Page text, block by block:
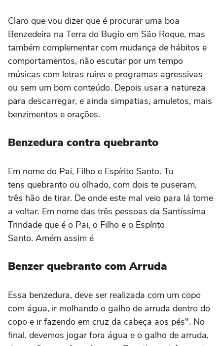
Claro que vou dizer que é procurar uma boa
Benzedeira na Terra do Bugio em São Roque, mas
também complementar com mudança de hábitos e
comportamentos, não escutar por um tempo
músicas com letras ruins e programas agressivas
ou sem um bom conteúdo. Depois usar a natureza
para descarregar, e ainda simpatias, amuletos, mais
benzimentos e orações.
Benzedura contra quebranto
Em nome do Pai, Filho e Espírito Santo. Tu
tens quebranto ou olhado, com dois te puseram,
três hão de tirar. De onde este mal veio para lá torne
a voltar. Em nome das três pessoas da Santíssima
Trindade que é o Pai, o Filho e o Espírito
Santo. Amém assim é
Benzer quebranto com Arruda
Essa benzedura, deve ser realizada com um copo
com água, ir molhando o galho de arruda dentro do
copo e ir fazendo em cruz da cabeça aos pés". No
final, devemos jogar fora água e o galho de arruda,